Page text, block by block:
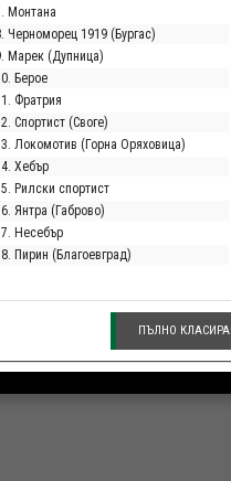
Монтана
Черноморец 1919 (Бургас)
Марек (Дупница)
Берое
Фратрия
Спортист (Своге)
Локомотив (Горна Оряховица)
Хебър
Рилски спортист
Янтра (Габрово)
Несебър
Пирин (Благоевград)
ПЪЛНО